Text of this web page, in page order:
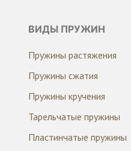
ВИДЫ ПРУЖИН
Пружины растяжения
Пружины сжатия
Пружины кручения
Тарельчатые пружины
Пластинчатые пружины